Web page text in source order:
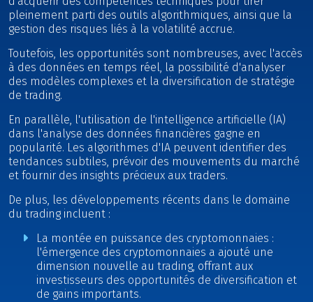
pleinement parti des outils algorithmiques, ainsi que la
gestion des risques liés à la volatilité accrue.
Toutefois, les opportunités sont nombreuses, avec l'accès
à des données en temps réel, la possibilité d'analyser
des modèles complexes et la diversification de stratégie
de trading.
En parallèle, l'utilisation de l'intelligence artificielle (IA)
dans l'analyse des données financières gagne en
popularité. Les algorithmes d'IA peuvent identifier des
tendances subtiles, prévoir des mouvements du marché
et fournir des insights précieux aux traders.
De plus, les développements récents dans le domaine
du trading incluent :
La montée en puissance des cryptomonnaies :
l'émergence des cryptomonnaies a ajouté une
dimension nouvelle au trading, offrant aux
investisseurs des opportunités de diversification et
de gains importants.